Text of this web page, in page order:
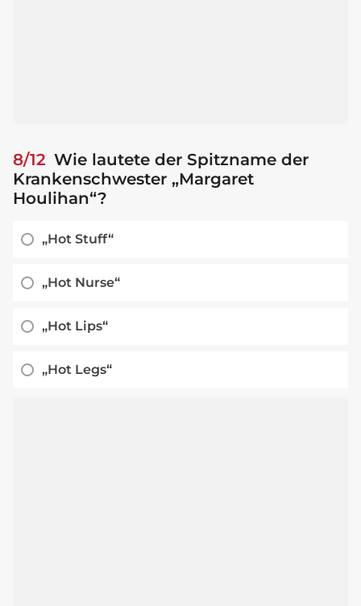
8/12 Wie lautete der Spitzname der
Krankenschwester „Margaret
Houlihan“?
„Hot Stuff“
„Hot Nurse“
„Hot Lips“
„Hot Legs“